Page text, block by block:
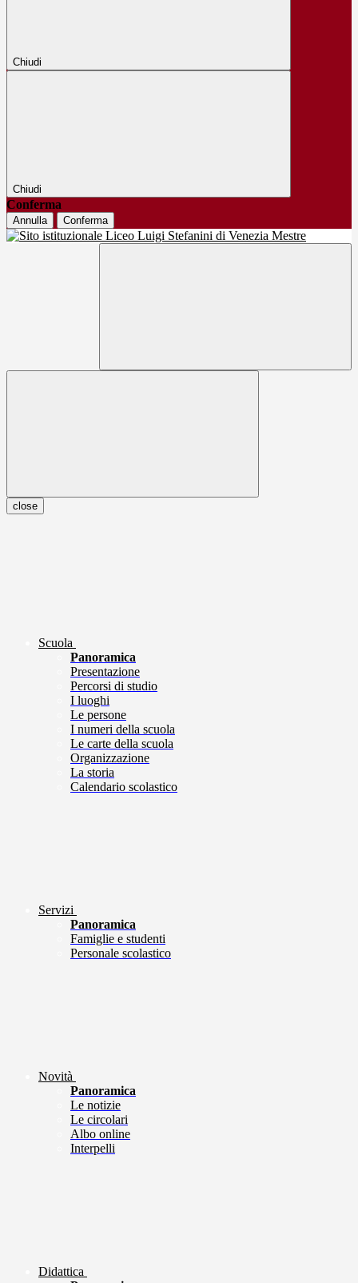
Chiudi
Chiudi
Conferma
Annulla Conferma
close
Scuola
Panoramica
Presentazione
Percorsi di studio
I luoghi
Le persone
I numeri della scuola
Le carte della scuola
Organizzazione
La storia
Calendario scolastico
Servizi
Panoramica
Famiglie e studenti
Personale scolastico
Novità
Panoramica
Le notizie
Le circolari
Albo online
Interpelli
Didattica